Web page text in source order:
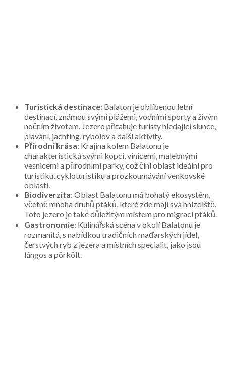
Turistická destinace: Balaton je oblíbenou letní
destinací, známou svými plážemi, vodními sporty a živým
nočním životem. Jezero přitahuje turisty hledající slunce,
plavání, jachting, rybolov a další aktivity.
Přírodní krása: Krajina kolem Balatonu je
charakteristická svými kopci, vinicemi, malebnými
vesnicemi a přírodními parky, což činí oblast ideální pro
turistiku, cykloturistiku a prozkoumávání venkovské
oblasti.
Biodiverzita: Oblast Balatonu má bohatý ekosystém,
včetně mnoha druhů ptáků, které zde mají svá hnízdiště.
Toto jezero je také důležitým místem pro migraci ptáků.
Gastronomie: Kulinářská scéna v okolí Balatonu je
rozmanitá, s nabídkou tradičních maďarských jídel,
čerstvých ryb z jezera a místních specialit, jako jsou
lángos a pörkölt.